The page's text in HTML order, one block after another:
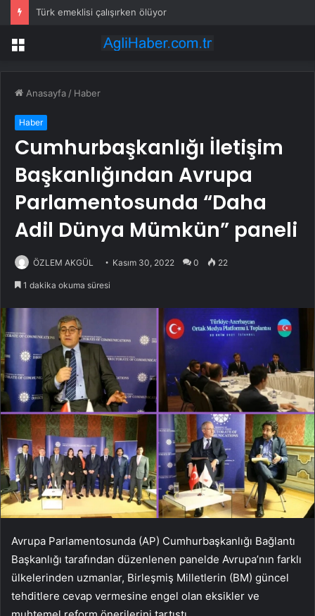
Türk emeklisi çalışırken ölüyor
Menü
Anasayfa / Haber
Haber
Cumhurbaşkanlığı İletişim
Başkanlığından Avrupa
Parlamentosunda “Daha
Adil Dünya Mümkün” paneli
ÖZLEM AKGÜL Kasım 30, 2022 0 22
1 dakika okuma süresi
Avrupa Parlamentosunda (AP) Cumhurbaşkanlığı Bağlantı
Başkanlığı tarafından düzenlenen panelde Avrupa’nın farklı
ülkelerinden uzmanlar, Birleşmiş Milletlerin (BM) güncel
tehditlere cevap vermesine engel olan eksikler ve